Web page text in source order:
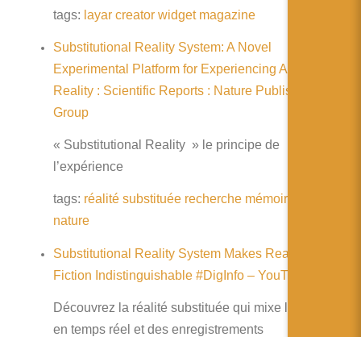
tags: layar creator widget magazine
Substitutional Reality System: A Novel
Experimental Platform for Experiencing Alternative
Reality : Scientific Reports : Nature Publishing
Group
« Substitutional Reality » le principe de
l’expérience
tags: réalité substituée recherche mémoire
nature
Substitutional Reality System Makes Reality and
Fiction Indistinguishable #DigInfo – YouTube
Découvrez la réalité substituée qui mixe la vision
en temps réel et des enregistrements